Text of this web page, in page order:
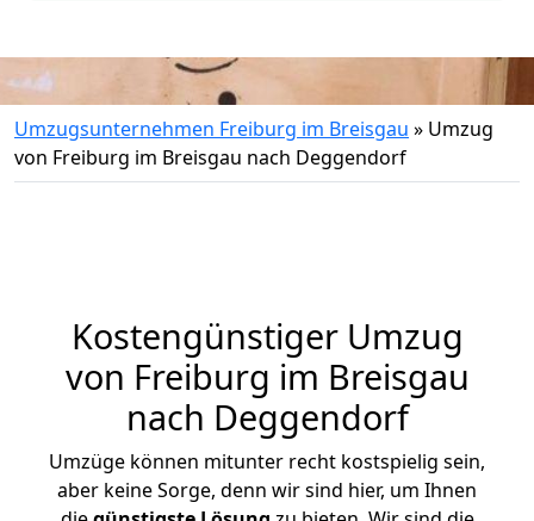
Umzugsunternehmen Freiburg im Breisgau » Umzug
von Freiburg im Breisgau nach Deggendorf
Kostengünstiger Umzug
von Freiburg im Breisgau
nach Deggendorf
Umzüge können mitunter recht kostspielig sein,
aber keine Sorge, denn wir sind hier, um Ihnen